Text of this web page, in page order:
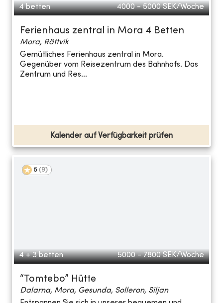
4 betten 4000 - 5000 SEK/Woche
Ferienhaus zentral in Mora 4 Betten
Mora, Rättvik
Gemütliches Ferienhaus zentral in Mora.
Gegenüber vom Reisezentrum des Bahnhofs. Das
Zentrum und Res...
Kalender auf Verfügbarkeit prüfen
5 (9)
4 + 3 betten 5000 - 7800 SEK/Woche
“Tomtebo” Hütte
Dalarna, Mora, Gesunda, Solleron, Siljan